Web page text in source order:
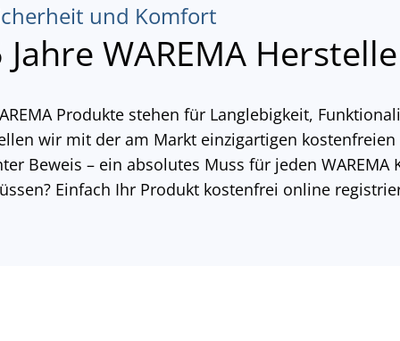
und Komfort
Jahre WAREMA
Produkte stehen für Langlebigkeit,
wir mit der am Markt einzigartigen kostenfreien
Beweis – ein absolutes Muss für jeden WAREMA
Einfach Ihr Produkt kostenfrei online